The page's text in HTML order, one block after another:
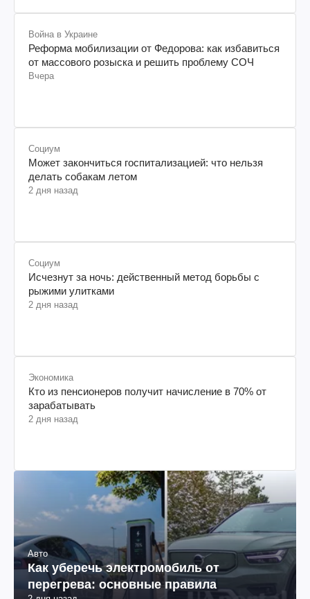
Война в Украине
Реформа мобилизации от Федорова: как избавиться
от массового розыска и решить проблему СОЧ
Вчера
Социум
Может закончиться госпитализацией: что нельзя
делать собакам летом
2 дня назад
Социум
Исчезнут за ночь: действенный метод борьбы с
рыжими улитками
2 дня назад
Экономика
Кто из пенсионеров получит начисление в 70% от
зарабатывать
2 дня назад
Авто
Как уберечь электромобиль от
перегрева: основные правила